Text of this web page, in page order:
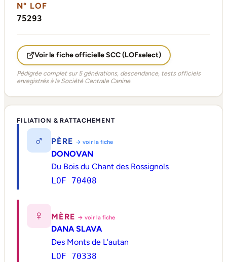
N° LOF
75293
Voir la fiche officielle SCC (LOFselect)
Pédigrée complet sur 5 générations, descendance, tests officiels
enregistrés à la Société Centrale Canine.
FILIATION & RATTACHEMENT
♂ PÈRE → voir la fiche
DONOVAN
Du Bois du Chant des Rossignols
LOF 70408
♀ MÈRE → voir la fiche
DANA SLAVA
Des Monts de L'autan
LOF 70338